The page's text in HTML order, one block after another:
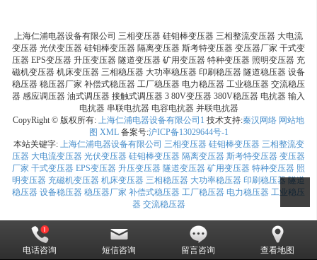
上海仁浦电器设备有限公司 三相变压器 硅钼棒变压器 三相整流变压器 大电流
变压器 光伏变压器 硅钼棒变压器 隔离变压器 斯考特变压器 变压器厂家 干式变
压器 EPS变压器 升压变压器 隧道变压器 矿用变压器 特种变压器 照明变压器 充
磁机变压器 机床变压器 三相稳压器 大功率稳压器 印刷稳压器 隧道稳压器 设备
稳压器 稳压器厂家 补偿式稳压器 工厂稳压器 电力稳压器 工业稳压器 交流稳压
器 感应调压器 油式调压器 接触式调压器 3 80V变压器 380V稳压器 电抗器 输入
电抗器 串联电抗器 电容电抗器 并联电抗器
CopyRight © 版权所有: 上海仁浦电器设备有限公司1 技术支持:秦汉网络 网站地
图 XML备案号:沪ICP备13029644号-1
本站关键字: 上海仁浦电器设备有限公司 三相变压器 硅钼棒变压器 三相整流变
压器 大电流变压器 光伏变压器 硅钼棒变压器 隔离变压器 斯考特变压器 变压器
厂家 干式变压器 EPS变压器 升压变压器 隧道变压器 矿用变压器 特种变压器 照
明变压器 充磁机变压器 机床变压器 三相稳压器 大功率稳压器 印刷稳压器 隧道
稳压器 设备稳压器 稳压器厂家 补偿式稳压器 工厂稳压器 电力稳压器 工业稳压
器 交流稳压器
电话咨询 短信咨询 留言咨询 查看地图